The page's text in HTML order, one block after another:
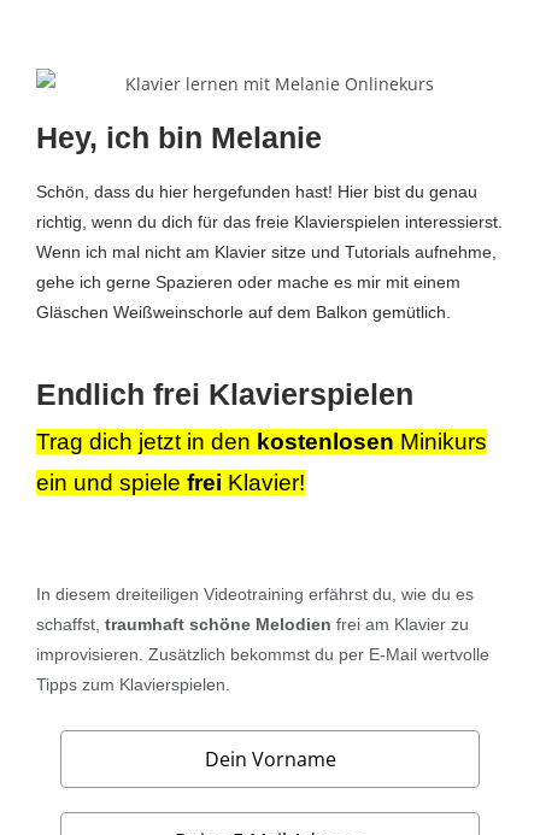
Hey, ich bin Melanie
Schön, dass du hier hergefunden hast! Hier bist du genau
richtig, wenn du dich für das freie Klavierspielen interessierst.
Wenn ich mal nicht am Klavier sitze und Tutorials aufnehme,
gehe ich gerne Spazieren oder mache es mir mit einem
Gläschen Weißweinschorle auf dem Balkon gemütlich.
Endlich frei Klavierspielen
Trag dich jetzt in den kostenlosen Minikurs
ein und spiele frei Klavier!
In diesem dreiteiligen Videotraining erfährst du, wie du es
schaffst, traumhaft schöne Melodien frei am Klavier zu
improvisieren. Zusätzlich bekommst du per E-Mail wertvolle
Tipps zum Klavierspielen.